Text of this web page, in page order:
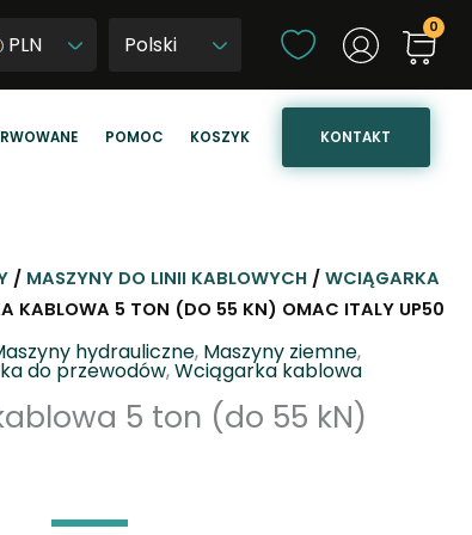
PLN
e
ę
z
k
y
j
ę
y
s
POMOC KOSZYK KONTAKT
/ MASZYNY DO LINII KABLOWYCH /WCIĄGARKA
KABLOWA 5 TON (DO 55 KN) OMAC ITALY UP50
hydrauliczne, Maszyny ziemne,
do przewodów,Wciągarka kablowa
5 ton (do 55 kN)